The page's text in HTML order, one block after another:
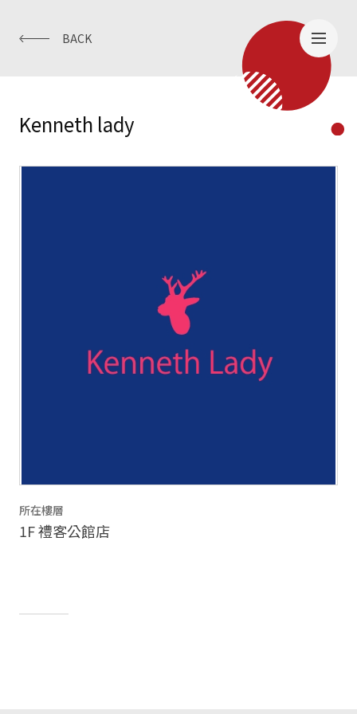
BACK
Kenneth lady
所在樓層
1F 禮客公館店